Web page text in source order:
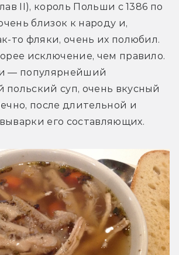
II), король Польши с 1386 по
близок к народу и,
то фляки, очень их полюбил.
исключение, чем правило.
— популярнейший
польский суп, очень вкусный
после длительной и
его составляющих.